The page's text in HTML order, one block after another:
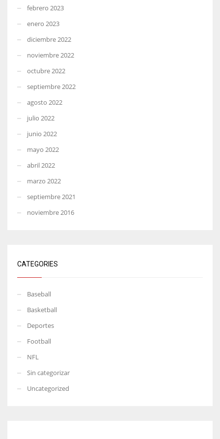
febrero 2023
enero 2023
diciembre 2022
noviembre 2022
octubre 2022
septiembre 2022
agosto 2022
julio 2022
junio 2022
mayo 2022
abril 2022
marzo 2022
septiembre 2021
noviembre 2016
CATEGORIES
Baseball
Basketball
Deportes
Football
NFL
Sin categorizar
Uncategorized